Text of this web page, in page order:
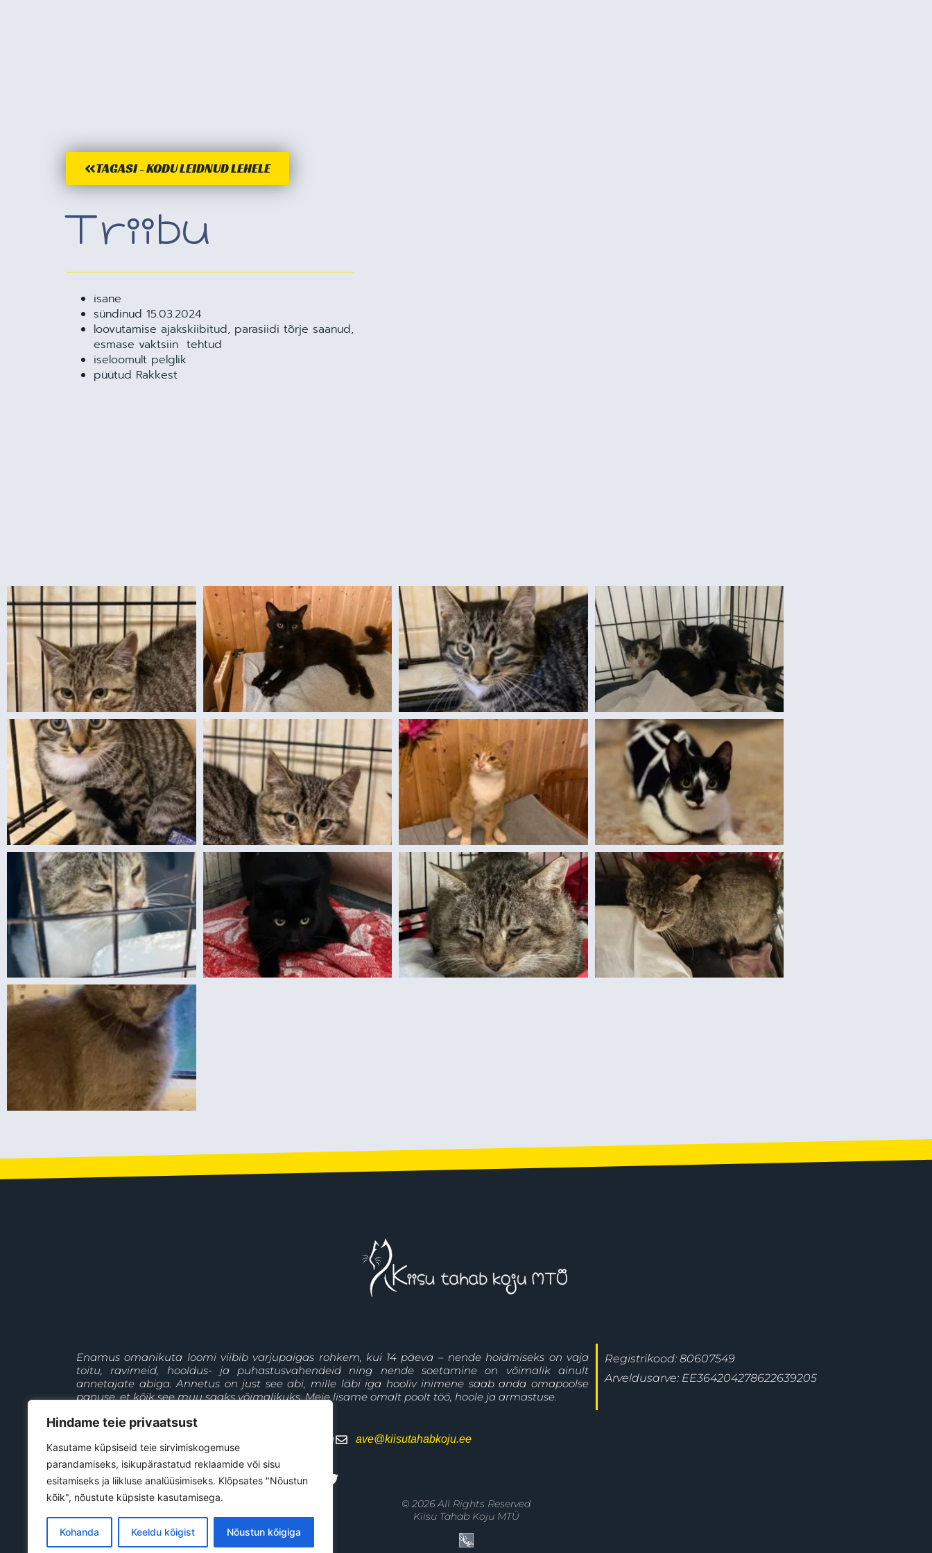
Hindame teie privaatsust
Kasutame küpsiseid teie sirvimiskogemuse
parandamiseks, isikupärastatud reklaamide või sisu
esitamiseks ja liikluse analüüsimiseks. Klõpsates "Nõustun
kõik", nõustute küpsiste kasutamisega.
Kohanda Keeldu kõigist Nõustun kõigiga
TAGASI - KODU LEIDNUD LEHELE
Triibu
isane
sündinud 15.03.2024
loovutamise ajakskiibitud, parasiidi tõrje saanud,
esmase vaktsiin tehtud
iseloomult pelglik
püütud Rakkest
Enamus omanikuta loomi viibib varjupaigas rohkem, kui 14 päeva – nende hoidmiseks on vaja
toitu, ravimeid, hooldus- ja puhastusvahendeid ning nende soetamine on võimalik ainult
annetajate abiga. Annetus on just see abi, mille läbi iga hooliv inimene saab anda omapoolse
panuse, et kõik see muu saaks võimalikuks. Meie lisame omalt poolt töö, hoole ja armastuse.
Registrikood: 80607549
Arveldusarve: EE364204278622639205
Jõgeva linn ave@kiisutahabkoju.ee
© 2026All Rights Reserved
Kiisu Tahab Koju MTÜ